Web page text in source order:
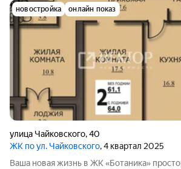
новостройка онлайн показ
улица Чайковского,40
ЖК по ул. Чайковского, 4 квартал 2025
Ваша новая жизнь в ЖК «Ботаника» просторная двухкомнатная